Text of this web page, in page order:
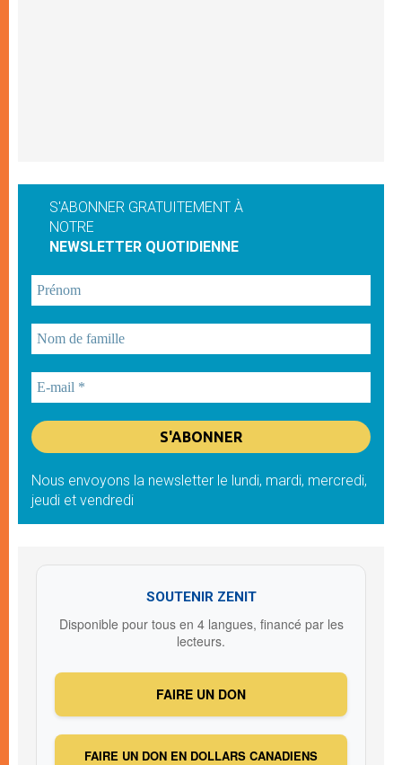
S'ABONNER GRATUITEMENT À
NOTRE
NEWSLETTER QUOTIDIENNE
Nous envoyons la newsletter le lundi, mardi, mercredi,
jeudi et vendredi
SOUTENIR ZENIT
Disponible pour tous en 4 langues, financé par les
lecteurs.
FAIRE UN DON
FAIRE UN DON EN DOLLARS CANADIENS